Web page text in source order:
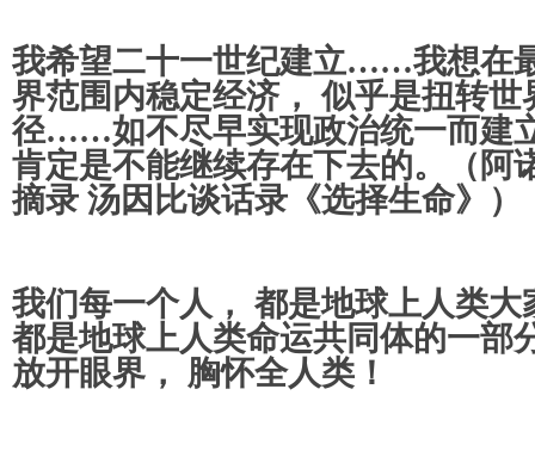
我希望二十一世纪建立……我想在
界范围内稳定经济， 似乎是扭转
径……如不尽早实现政治统一而建
肯定是不能继续存在下去的。（阿
摘录 汤因比谈话录《选择生命》）
我们每一个人， 都是地球上人类
都是地球上人类命运共同体的一部
放开眼界， 胸怀全人类！